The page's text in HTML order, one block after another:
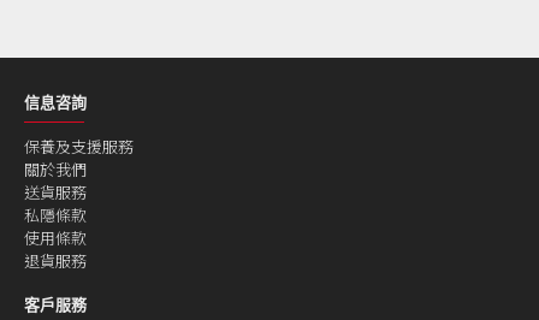
信息咨詢
保養及支援服務
關於我們
送貨服務
私隱條款
使用條款
退貨服務
客戶服務